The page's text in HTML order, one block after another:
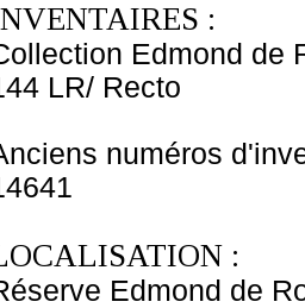
:
Edmond de
LR/ Recto
numéros
:
Edmond de